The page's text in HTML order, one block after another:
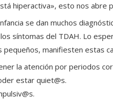
hiperactiva», esto nos abre
se dan muchos
síntomas del TDAH. Lo
pequeños, manifiesten estas
la atención por periodos
estar quiet@s.